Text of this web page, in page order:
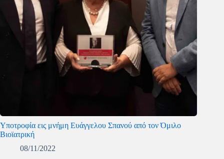
Υποτροφία εις μνήμη Ευάγγελου Σπανού από τον Όμιλο
Βιοϊατρική
08/11/2022